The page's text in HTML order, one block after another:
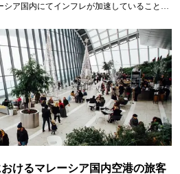
ア国内にてインフレが加速していることが
おけるマレーシア国内空港の旅客